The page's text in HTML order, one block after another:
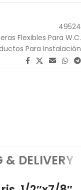
49524
Flexibles Para W.C.
Para Instalación
& DELIVERY